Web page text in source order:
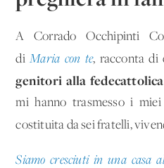
A Corrado Occhipinti
diMaria con te, racconta di
genitori alla fedecattolica
mi hanno trasmesso i
costituita da sei fratelli,
Siamo cresciuti in una casa